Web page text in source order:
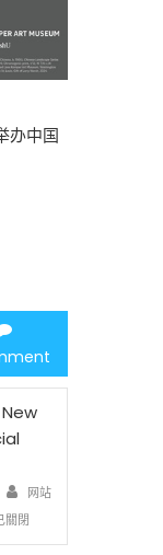
办中国
网站
關閉